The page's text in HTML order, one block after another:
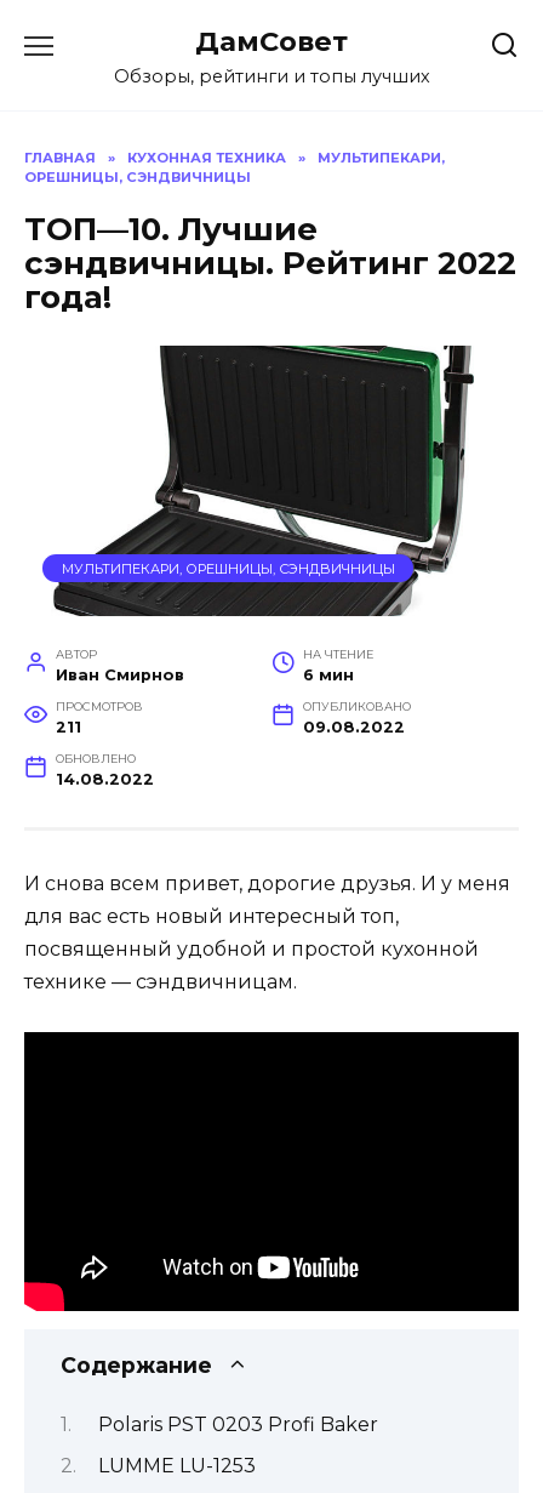
содержанию
ДамСовет
Обзоры, рейтинги и топы лучших
ГЛАВНАЯ » КУХОННАЯ ТЕХНИКА »
МУЛЬТИПЕКАРИ,
ОРЕШНИЦЫ, СЭНДВИЧНИЦЫ
ТОП—10. Лучшие
сэндвичницы. Рейтинг 2022
года!
МУЛЬТИПЕКАРИ, ОРЕШНИЦЫ, СЭНДВИЧНИЦЫ
АВТОР
Иван Смирнов
НА ЧТЕНИЕ
6 мин
ПРОСМОТРОВ
211
ОПУБЛИКОВАНО
09.08.2022
ОБНОВЛЕНО
14.08.2022
И снова всем привет, дорогие друзья. И у меня
для вас есть новый интересный топ,
посвященный удобной и простой кухонной
технике — сэндвичницам.
Содержание
Polaris PST 0203 Profi Baker
LUMME LU-1253